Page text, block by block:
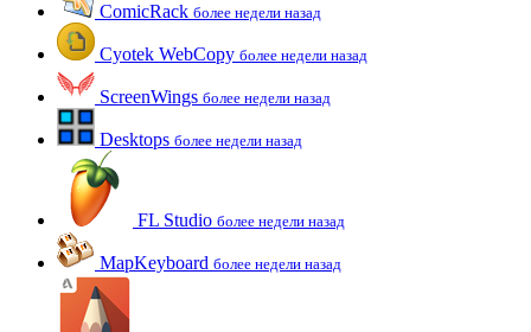
ComicRack более недели назад
Cyotek WebCopy более недели назад
ScreenWings более недели назад
Desktops более недели назад
FL Studio более недели назад
MapKeyboard более недели назад